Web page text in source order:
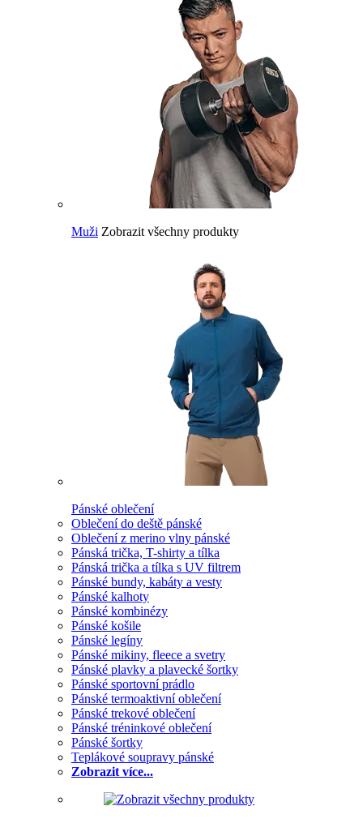
Muži Zobrazit všechny produkty
Pánské oblečení
Oblečení do deště pánské
Oblečení z merino vlny pánské
Pánská trička, T-shirty a tílka
Pánská trička a tílka s UV filtrem
Pánské bundy, kabáty a vesty
Pánské kalhoty
Pánské kombinézy
Pánské košile
Pánské legíny
Pánské mikiny, fleece a svetry
Pánské plavky a plavecké šortky
Pánské sportovní prádlo
Pánské termoaktivní oblečení
Pánské trekové oblečení
Pánské tréninkové oblečení
Pánské šortky
Teplákové soupravy pánské
Zobrazit více...